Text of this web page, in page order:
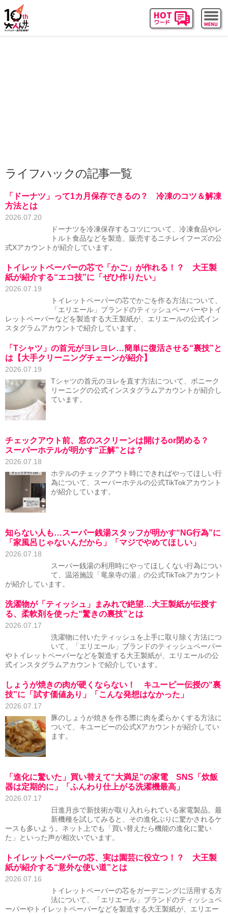
ライフハックの記事一覧
「ドーナツ」って1カ月保存できるの？ 冷凍のコツ＆解凍
方法とは
2026.07.20
ドーナツを冷凍保存するコツについて、冷凍食品やレ
トルト食品などを製造、販売するニチレイフーズの公
式Xアカウントが紹介しています。
トイレットペーパーの芯で「かご」が作れる！？ 大王製
紙が紹介する“エコ技”に「ぜひ作りたい」
2026.07.19
トイレットペーパーの芯でかごを作る方法について、
「エリエール」ブランドのティッシュペーパーやトイ
レットペーパーなどを製造する大王製紙が、エリエールの公式イン
スタグラムアカウントで紹介しています。
「Tシャツ」の首元がヨレヨレ…簡単に復活させる“裏技”と
は【大手クリーニングチェーンが紹介】
2026.07.19
Tシャツの首元のヨレを直す方法について、ポニーク
リーニングの公式インスタグラムアカウントが紹介し
ています。
チェックアウト前、窓のスクリーンは開けるor閉める？
スーパーホテルが明かす“正解”とは？
2026.07.18
ホテルのチェックアウト時にできればやってほしい行
為について、スーパーホテルの公式TikTokアカウント
が紹介しています。
知らない人も…スーパー銭湯スタッフが明かす“NG行為”に
「家風呂じゃないんだから」「マジでやめてほしい」
2026.07.18
スーパー銭湯の利用時にやってほしくない行為につい
て、温浴施設「竜泉寺の湯」の公式TikTokアカウント
が紹介しています。
洗濯物が「ティッシュ」まみれで絶望…大王製紙が伝授す
る、柔軟剤を使った“驚きの裏技”とは
2026.07.17
洗濯物に付いたティッシュを上手に取り除く方法につ
いて、「エリエール」ブランドのティッシュペーパー
やトイレットペーパーなどを製造する大王製紙が、エリエールの公
式インスタグラムアカウントで紹介しています。
しょうが焼きの肉が硬くならない！ キユーピー伝授の“裏
技”に「試す価値あり」「こんな発想はなかった」
2026.07.17
豚のしょうが焼きを作る際に肉を柔らかくする方法に
ついて、キユーピーの公式Xアカウントが紹介してい
ます。
「進化に驚いた」買い替えて“大満足”の家電 SNS「炊飯
器は定期的に」「ふんわり仕上がる洗濯機最高」
2026.07.17
日進月歩で新技術が取り入れられている家電製品。最
新機種を試してみると、その進化ぶりに驚かされるケ
ースも多いよう。ネット上でも「買い替えたら機能の進化に驚い
た」といった声が相次いでいます。
トイレットペーパーの芯、実は園芸に役立つ！？ 大王製
紙が紹介する“意外な使い道”とは
2026.07.16
トイレットペーパーの芯をガーデニングに活用する方
法について、「エリエール」ブランドのティッシュペ
ーパーやトイレットペーパーなどを製造する大王製紙が、エリエー